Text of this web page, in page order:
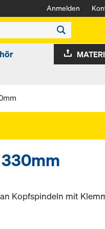
Anmelden
Kopfspindeln mit